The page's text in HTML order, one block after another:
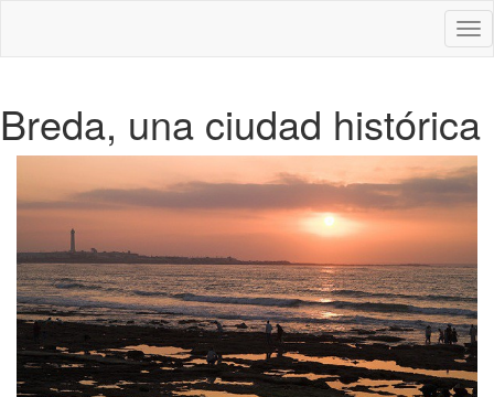
Breda, una ciudad histórica